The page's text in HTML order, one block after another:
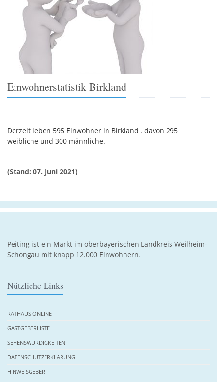
Einwohnerstatistik Birkland
Derzeit leben 595 Einwohner in Birkland , davon 295
weibliche und 300 männliche.
(Stand: 07. Juni 2021)
Peiting ist ein Markt im oberbayerischen Landkreis Weilheim-
Schongau mit knapp 12.000 Einwohnern.
Nützliche Links
RATHAUS ONLINE
GASTGEBERLISTE
SEHENSWÜRDIGKEITEN
DATENSCHUTZERKLÄRUNG
HINWEISGEBER